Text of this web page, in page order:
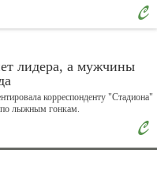
Сенаторов
Евгений
лидера, а мужчины
корреспонденту "Стадиона"
по лыжным гонкам.